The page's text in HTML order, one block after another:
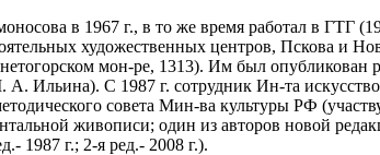
в 1967 г., в то же время работал в ГТГ
художественных центров, Пскова и
мон-ре, 1313). Им был опубликован
Ильина). С 1987 г. сотрудник Ин-та
совета Мин-ва культуры РФ
живописи; один из авторов новой
1987 г.; 2-я ред.- 2008 г.).